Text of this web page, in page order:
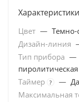
Характеристики
Цвет — Темно-
Дизайн-линия
Тип прибора —
Таймер ? — Да
Максимальная